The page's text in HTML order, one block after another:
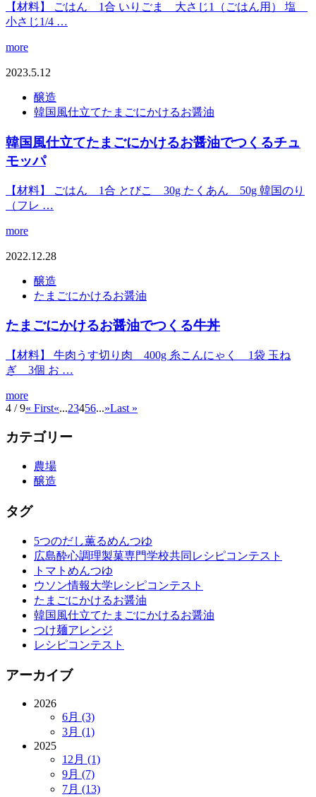
【材料】 ごはん 1合 いりごま 大さじ1（ごはん用） 塩
小さじ1/4 …
more
2023.5.12
醸造
韓国風仕立てたまごにかけるお醤油
韓国風仕立てたまごにかけるお醤油でつくるチュ
モッパ
【材料】 ごはん 1合 とびこ 30g たくあん 50g 韓国のり
（フレ …
more
2022.12.28
醸造
たまごにかけるお醤油
たまごにかけるお醤油でつくる牛丼
【材料】 牛肉うす切り肉 400g 糸こんにゃく 1袋 玉ね
ぎ 3個 お …
more
4 / 9« First«...23456...»Last »
カテゴリー
農場
醸造
タグ
5つのだし薫るめんつゆ
広島酔心調理製菓専門学校共同レシピコンテスト
トマトめんつゆ
ウソン情報大学レシピコンテスト
たまごにかけるお醤油
韓国風仕立てたまごにかけるお醤油
つけ麺アレンジ
レシピコンテスト
アーカイブ
2026
6月 (3)
3月 (1)
2025
12月 (1)
9月 (7)
7月 (13)